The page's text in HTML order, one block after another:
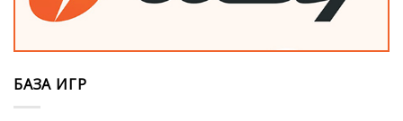
БАЗА ИГР